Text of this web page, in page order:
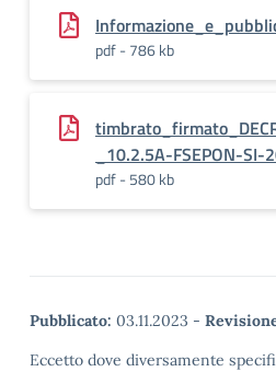
pdf - 786 kb
_10.2.5A-FSEPON-
pdf - 580 kb
Pubblicato: 03.11.2023 -
Eccetto dove diversamente